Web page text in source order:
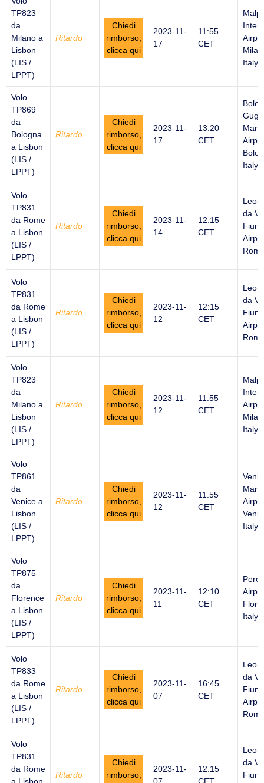
TP823
da
Milano a
Lisbon
(LIS /
LPPT)
Ritardo
Chiedi
rimborso,
clicca qui
2023-11-
17
11:55
CET
Italy
Volo
TP869
da
Bologna
a Lisbon
(LIS /
LPPT)
Ritardo
Chiedi
rimborso,
clicca qui
2023-11-
17
13:20
CET
Italy
Volo
TP831
da Rome
a Lisbon
(LIS /
LPPT)
Ritardo
Chiedi
rimborso,
clicca qui
2023-11-
14
12:15
CET
da
Volo
TP831
da Rome
a Lisbon
(LIS /
LPPT)
Ritardo
Chiedi
rimborso,
clicca qui
2023-11-
12
12:15
CET
da
Volo
TP823
da
Milano a
Lisbon
(LIS /
LPPT)
Ritardo
Chiedi
rimborso,
clicca qui
2023-11-
12
11:55
CET
Italy
Volo
TP861
da
Venice a
Lisbon
(LIS /
LPPT)
Ritardo
Chiedi
rimborso,
clicca qui
2023-11-
12
11:55
CET
Italy
Volo
TP875
da
Florence
a Lisbon
(LIS /
LPPT)
Ritardo
Chiedi
rimborso,
clicca qui
2023-11-
11
12:10
CET
Italy
Volo
TP833
da Rome
a Lisbon
(LIS /
LPPT)
Ritardo
Chiedi
rimborso,
clicca qui
2023-11-
07
16:45
CET
da
Volo
TP831
da Rome
Ritardo
Chiedi
rimborso,
2023-11-
12:15
da